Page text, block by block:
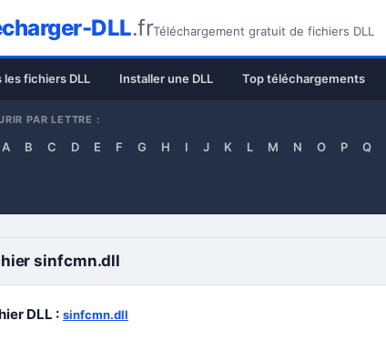
DLL.frTéléchargement gratuit de fichiers DLL
les fichiers DLL Installer une DLL Top téléchargements
PAR LETTRE :
A B C D E F G H I J K L M N O P Q
sinfcmn.dll
DLL : sinfcmn.dll